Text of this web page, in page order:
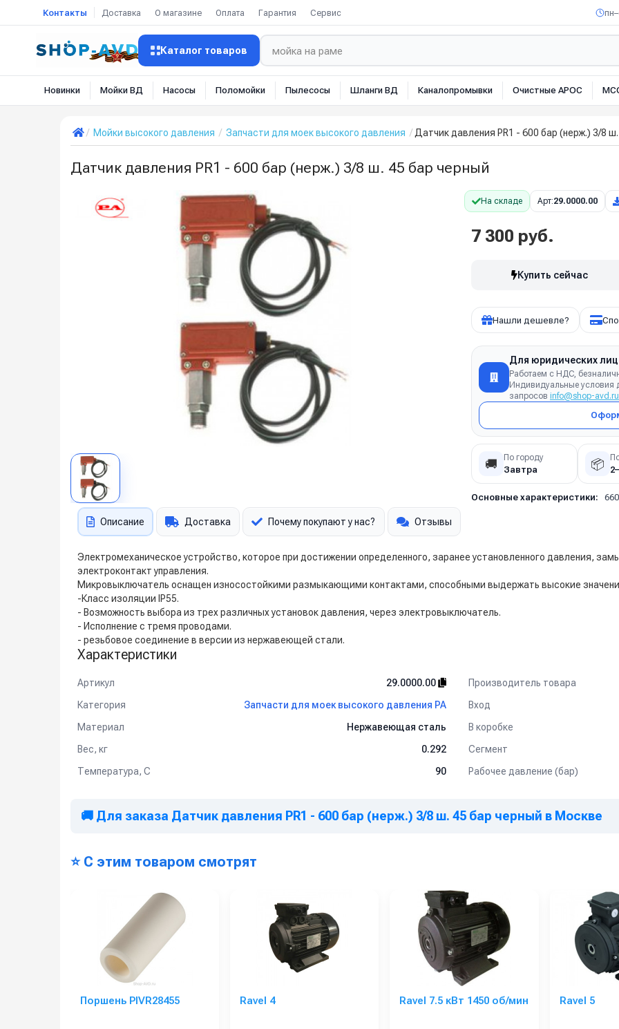
Контакты Доставка О магазине Оплата Гарантия Сервис
Каталог товаров
Новинки Мойки ВД Насосы Поломойки Пылесосы Шланги ВД Каналопромывки Очистные АРОС
Мойки высокого давления Запчасти для моек высокого давления Датчик давления PR1 - 600 бар (нерж.) 3/8
Датчик давления PR1 - 600 бар (нерж.) 3/8 ш. 45 бар черный
На складе Арт:29.0000.00
7 300 руб.
Купить сейчас
Нашли дешевле?
Для юридических лиц
Работаем с НДС,
Индивидуальные условия
запросов info@shop-avd.ru
🚚 По городу
Завтра 📦
Основные характеристики:
Описание Доставка Почему покупают у нас? Отзывы
Электромеханическое устройство, которое при достижении определенного, заранее установленного давления,
электроконтакт управления.
Микровыключатель оснащен износостойкими размыкающими контактами, способными выдержать высокие
-Класс изоляции IP55.
- Возможность выбора из трех различных установок давления, через электровыключатель.
- Исполнение с тремя проводами.
- резьбовое соединение в версии из нержавеющей стали.
Характеристики
Артикул 29.0000.00 Производитель товара
Категория
Запчасти для моек высокого давления PA Вход
Материал
Нержавеющая сталь В коробке
Вес, кг
0.292 Сегмент
Температура, C
90 Рабочее давление (бар)
🚚 Для заказа Датчик давления PR1 - 600 бар (нерж.) 3/8 ш. 45 бар черный в Москве
⭐ С этим товаром смотрят
Поршень PIVR28455 Ravel 4 Ravel 7.5 кВт 1450 об/мин Ravel 5